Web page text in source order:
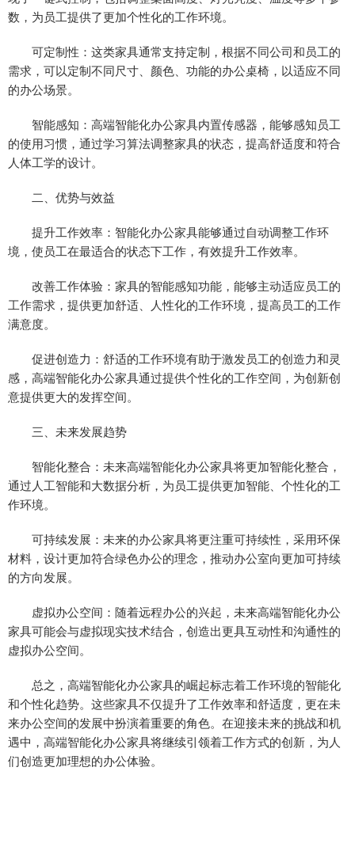
数，为员工提供了更加个性化的工作环境。
可定制性：这类家具通常支持定制，根据不同公司和员工的
需求，可以定制不同尺寸、颜色、功能的办公桌椅，以适应不同
的办公场景。
智能感知：高端智能化办公家具内置传感器，能够感知员工
的使用习惯，通过学习算法调整家具的状态，提高舒适度和符合
人体工学的设计。
二、优势与效益
提升工作效率：智能化办公家具能够通过自动调整工作环
境，使员工在最适合的状态下工作，有效提升工作效率。
改善工作体验：家具的智能感知功能，能够主动适应员工的
工作需求，提供更加舒适、人性化的工作环境，提高员工的工作
满意度。
促进创造力：舒适的工作环境有助于激发员工的创造力和灵
感，高端智能化办公家具通过提供个性化的工作空间，为创新创
意提供更大的发挥空间。
三、未来发展趋势
智能化整合：未来高端智能化办公家具将更加智能化整合，
通过人工智能和大数据分析，为员工提供更加智能、个性化的工
作环境。
可持续发展：未来的办公家具将更注重可持续性，采用环保
材料，设计更加符合绿色办公的理念，推动办公室向更加可持续
的方向发展。
虚拟办公空间：随着远程办公的兴起，未来高端智能化办公
家具可能会与虚拟现实技术结合，创造出更具互动性和沟通性的
虚拟办公空间。
总之，高端智能化办公家具的崛起标志着工作环境的智能化
和个性化趋势。这些家具不仅提升了工作效率和舒适度，更在未
来办公空间的发展中扮演着重要的角色。在迎接未来的挑战和机
遇中，高端智能化办公家具将继续引领着工作方式的创新，为人
们创造更加理想的办公体验。